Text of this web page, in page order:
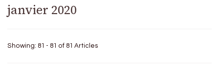
janvier 2020
Showing: 81 - 81 of 81 Articles